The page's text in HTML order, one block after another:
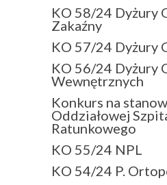
KO 58/24 Dyżury
Zakaźny
KO 57/24 Dyżury
KO 56/24 Dyżury
Wewnętrznych
Konkurs na
Oddziałowej
Ratunkowego
KO 55/24 NPL
KO 54/24 P.